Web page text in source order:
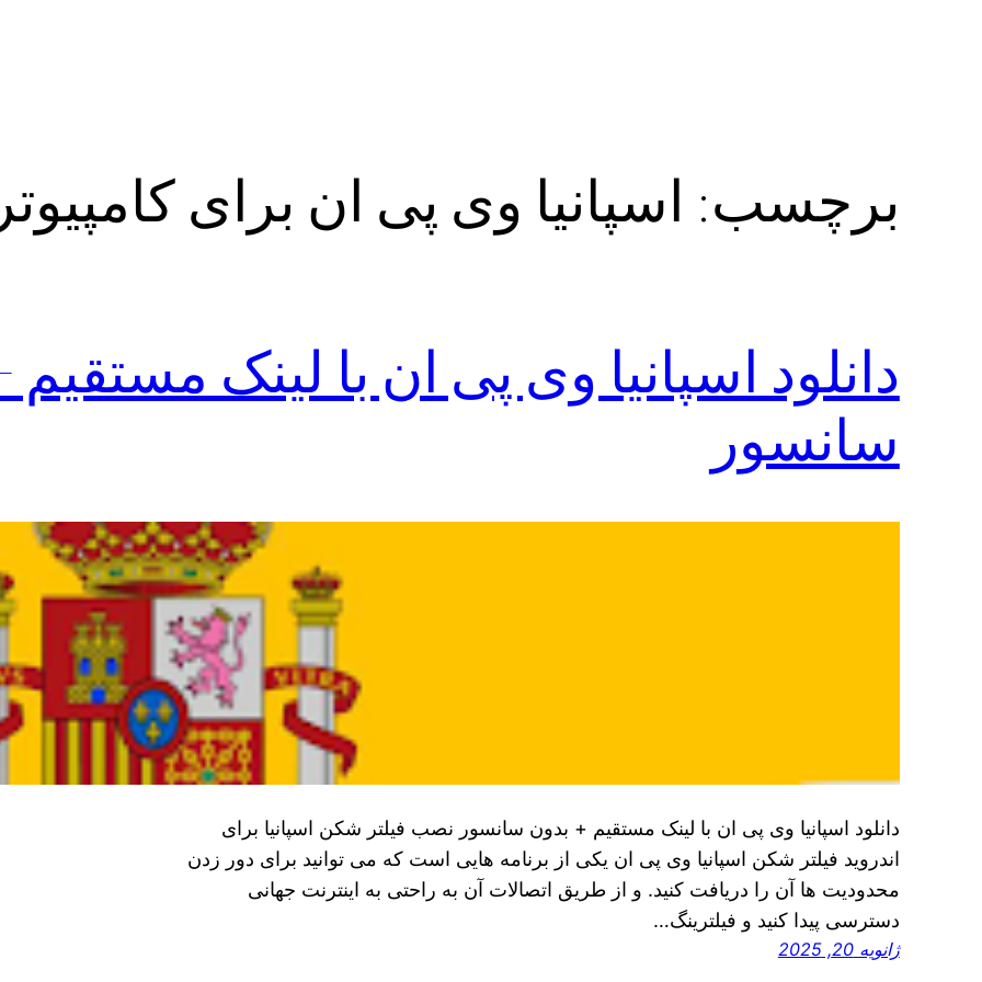
برچسب: اسپانیا وی پی ان برای کامپیوتر
دانلود اسپانیا وی پی ان با لینک
سانسور
دانلود اسپانیا وی پی ان با لینک مستقیم + بدون سانسور نصب فیلتر شکن اسپانیا برای
اندروید فیلتر شکن اسپانیا وی پی ان یکی از برنامه‌ هایی است که می‌ توانید برای دور زدن
محدودیت‌ ها آن را دریافت کنید. و از طریق اتصالات آن به راحتی به اینترنت جهانی
دسترسی پیدا کنید و فیلترینگ…
ژانویه 20, 2025